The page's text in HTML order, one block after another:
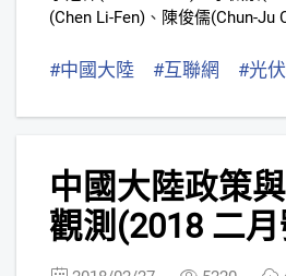
(Chen Li-Fen) 、 陳俊儒(Chun-Ju
Huang)、謝雨豆
#中國大陸 #互聯網 #光伏
中國大陸政策
觀測(2018 二